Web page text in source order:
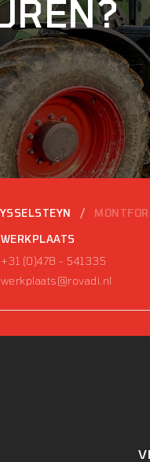
YSSELSTEYN /
WERKPLAATS
+31 (0)478 - 541335
werkplaats@rovadi.nl